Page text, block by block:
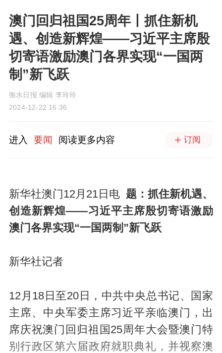
澳门回归祖国25周年丨抓住新机
遇、创造新辉煌——习近平主席殷
切寄语激励澳门各界实现“一国两
制”新飞跃
衡水日报 编辑 李玲玲
2024-12-22 16:36
进入 要闻 阅读更多内容 订阅
新华社澳门12月21日电 题：抓住新机遇、
创造新辉煌——习近平主席殷切寄语激励
澳门各界实现“一国两制”新飞跃
新华社记者
12月18日至20日，中共中央总书记、国家
主席、中央军委主席习近平亲临澳门，出
席庆祝澳门回归祖国25周年大会暨澳门特
别行政区第六届政府就职典礼，并视察澳